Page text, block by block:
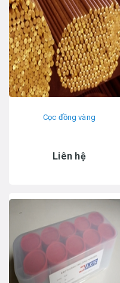
Cọc đồng vàng
Liên hệ